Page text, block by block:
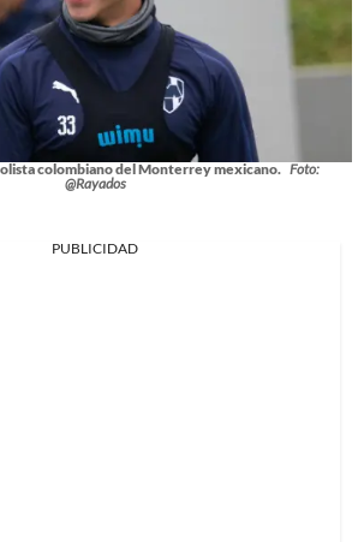
colombiano del Monterrey mexicano. Foto:
@Rayados
PUBLICIDAD